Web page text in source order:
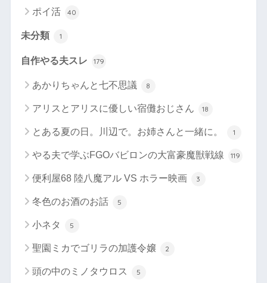
ポイ活 40
未分類 1
自作やる夫スレ 179
あかりちゃんと七不思議 8
アリスとアリスに優しい宿儺おじさん 18
とある夏の日。川辺で。お姉さんと一緒に。 1
やる夫で学ぶFGOバビロンの大富豪魔獣戦線 119
便利屋68 陸八魔アル VS ホラー映画 3
冬色のお酒のお話 5
小ネタ 5
聖園ミカでゴリラの加護令嬢 2
頭の中のミノタウロス 5